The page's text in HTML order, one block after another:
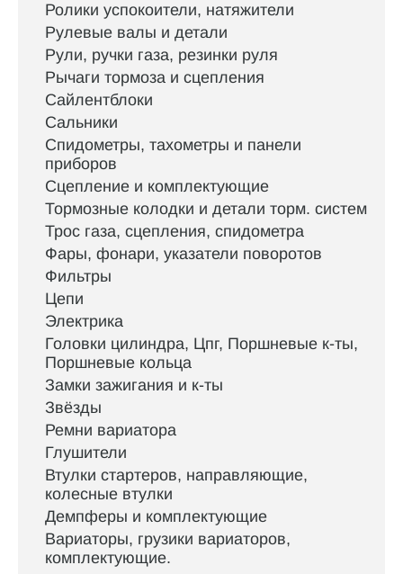
Ролики успокоители, натяжители
Рулевые валы и детали
Рули, ручки газа, резинки руля
Рычаги тормоза и сцепления
Сайлентблоки
Сальники
Спидометры, тахометры и панели
приборов
Сцепление и комплектующие
Тормозные колодки и детали торм. систем
Трос газа, сцепления, спидометра
Фары, фонари, указатели поворотов
Фильтры
Цепи
Электрика
Головки цилиндра, Цпг, Поршневые к-ты,
Поршневые кольца
Замки зажигания и к-ты
Звёзды
Ремни вариатора
Глушители
Втулки стартеров, направляющие,
колесные втулки
Демпферы и комплектующие
Вариаторы, грузики вариаторов,
комплектующие.